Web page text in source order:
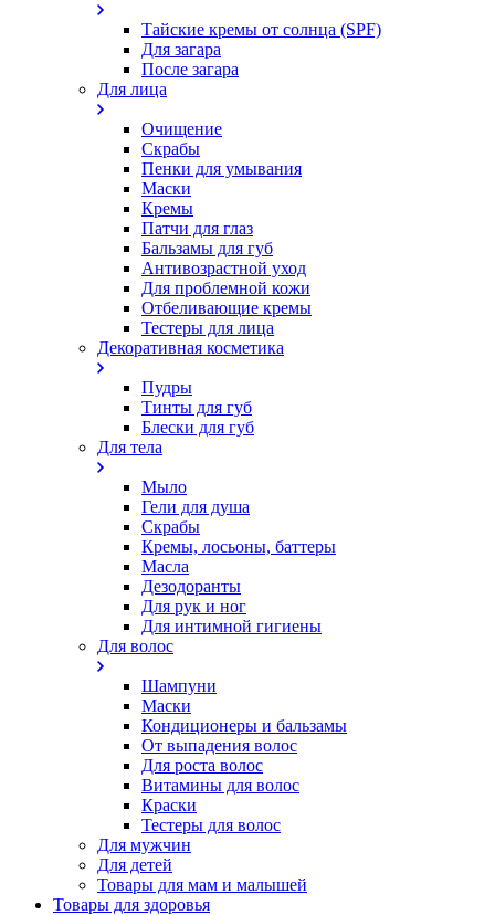
Тайские кремы от солнца (SPF)
Для загара
После загара
Для лица
Очищение
Скрабы
Пенки для умывания
Маски
Кремы
Патчи для глаз
Бальзамы для губ
Антивозрастной уход
Для проблемной кожи
Oтбеливающие кремы
Тестеры для лица
Декоративная косметика
Пудры
Тинты для губ
Блески для губ
Для тела
Мыло
Гели для душа
Скрабы
Кремы, лосьоны, баттеры
Масла
Дезодоранты
Для рук и ног
Для интимной гигиены
Для волос
Шампуни
Маски
Кондиционеры и бальзамы
От выпадения волос
Для роста волос
Витамины для волос
Краски
Тестеры для волос
Для мужчин
Для детей
Товары для мам и малышей
Товары для здоровья